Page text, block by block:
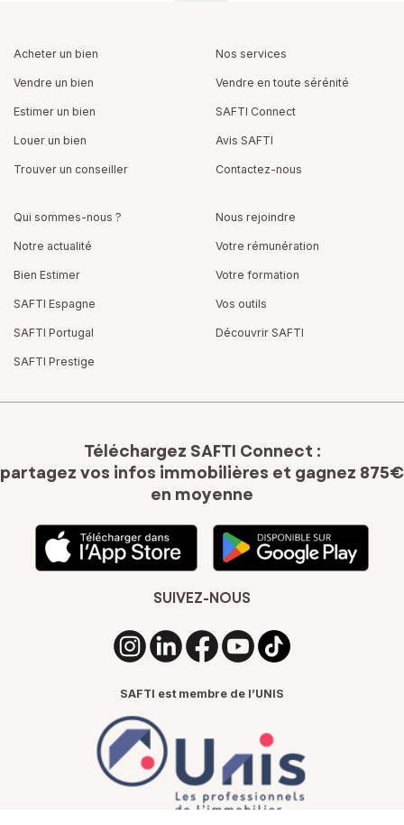
Acheter un bien
Vendre un bien
Estimer un bien
Louer un bien
Trouver un conseiller
Nos services
Vendre en toute sérénité
SAFTI Connect
Avis SAFTI
Contactez-nous
Qui sommes-nous ?
Notre actualité
Bien Estimer
SAFTI Espagne
SAFTI Portugal
SAFTI Prestige
Nous rejoindre
Votre rémunération
Votre formation
Vos outils
Découvrir SAFTI
Téléchargez SAFTI Connect :
partagez vos infos immobilières et gagnez 875€
en moyenne
SUIVEZ-NOUS
SAFTI est membre de l’UNIS